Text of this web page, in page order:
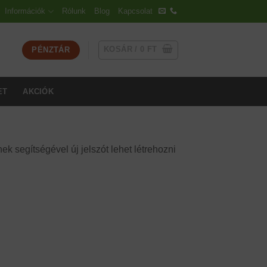
Információk Rólunk Blog Kapcsolat
PÉNZTÁR
AKCIÓK
segítségével új jelszót lehet létrehozni